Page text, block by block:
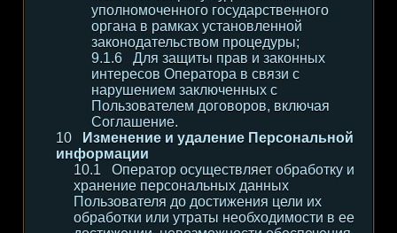
уполномоченного государственного
органа в рамках установленной
законодательством процедуры;
Для защиты прав и законных
интересов Оператора в связи с
нарушением заключенных с
Пользователем договоров, включая
Соглашение.
Изменение и удаление Персональной
информации
Оператор осуществляет обработку и
хранение персональных данных
Пользователя до достижения цели их
обработки или утраты необходимости в ее